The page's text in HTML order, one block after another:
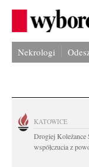
Nekrologi
KATOWICE
Drogiej Koleżance
współczucia z